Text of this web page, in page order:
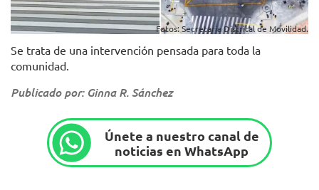
Fotos: Secretaría Distrital de Movilidad.
Se trata de una intervención pensada para toda la
comunidad.
Publicado por: Ginna R. Sánchez
Únete a nuestro canal de
noticias en WhatsApp